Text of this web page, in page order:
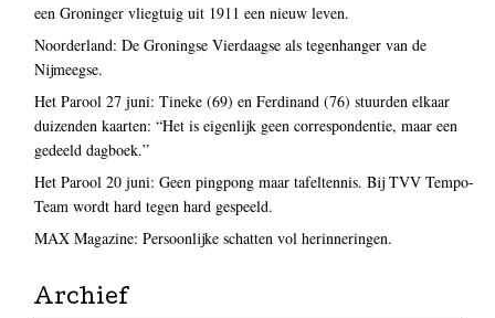
een Groninger vliegtuig uit 1911 een nieuw leven.
Noorderland: De Groningse Vierdaagse als tegenhanger van de
Nijmeegse.
Het Parool 27 juni: Tineke (69) en Ferdinand (76) stuurden elkaar
duizenden kaarten: “Het is eigenlijk geen correspondentie, maar een
gedeeld dagboek.”
Het Parool 20 juni: Geen pingpong maar tafeltennis. Bij TVV Tempo-
Team wordt hard tegen hard gespeeld.
MAX Magazine: Persoonlijke schatten vol herinneringen.
Archief